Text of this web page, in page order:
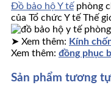
Đồ bảo hộ Y tế phòng
của Tổ chức Y tế Thế
➤ Xem thêm: Kính
Xem thêm: đồng phục
Sản phẩm tương tự